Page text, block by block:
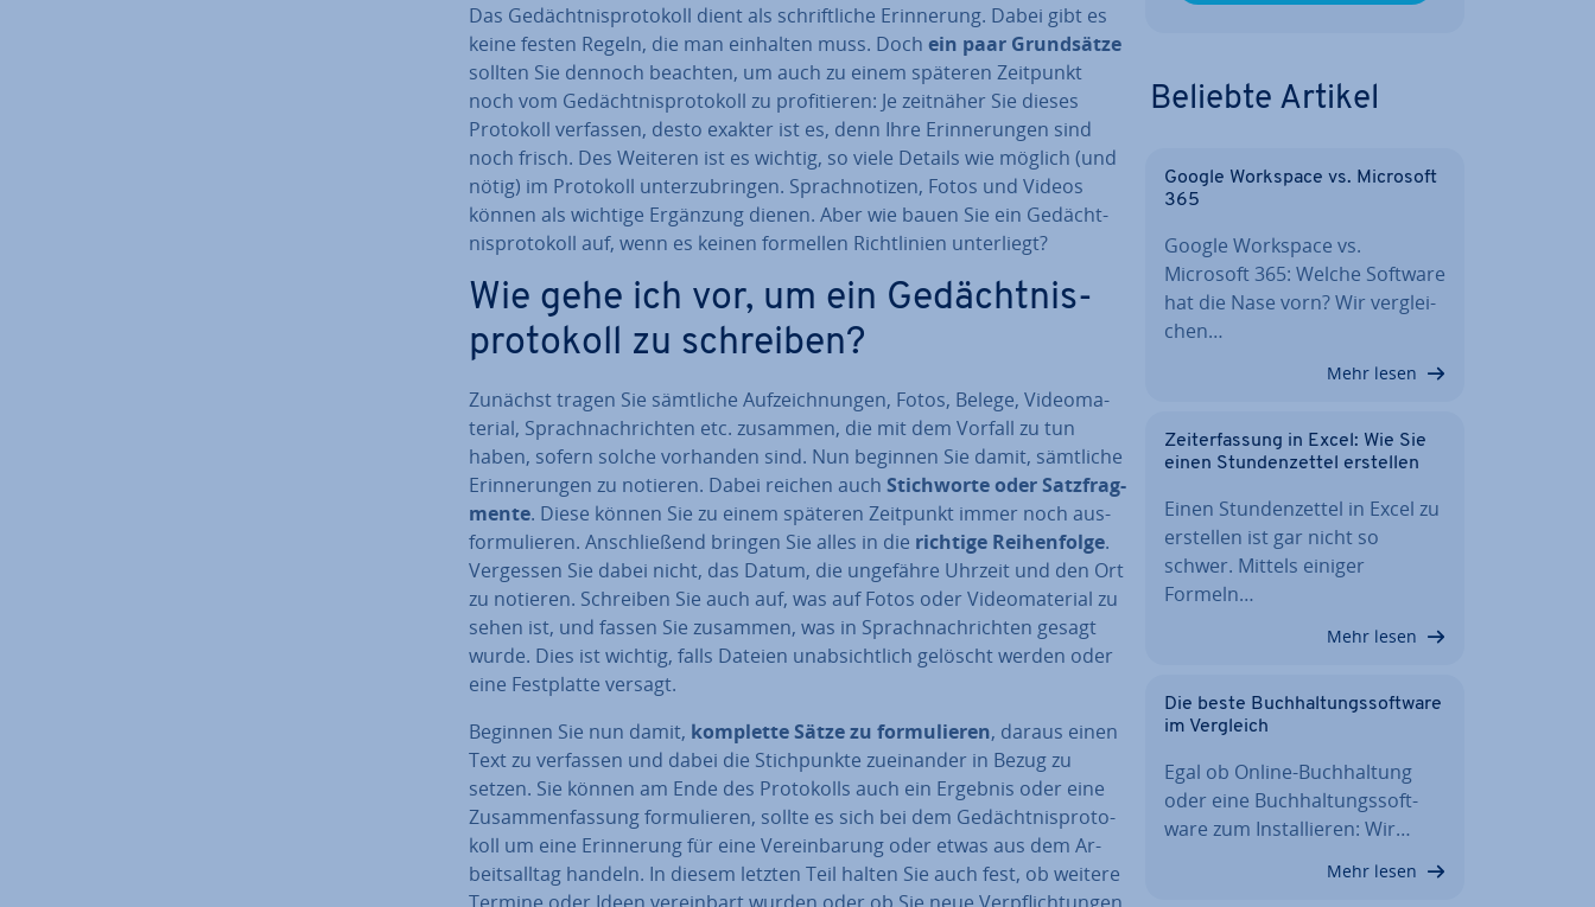
Das Ge­dächt­nis­pro­to­koll dient als schrift­li­che Er­in­ne­rung. Dabei gibt es
keine festen Regeln, die man einhalten muss. Doch ein paar Grund­sät­ze
sollten Sie dennoch beachten, um auch zu einem späteren Zeitpunkt
noch vom Ge­dächt­nis­pro­to­koll zu pro­fi­tie­ren: Je zeitnäher Sie dieses
Protokoll verfassen, desto exakter ist es, denn Ihre Er­in­ne­run­gen sind
noch frisch. Des Weiteren ist es wichtig, so viele Details wie möglich (und
nötig) im Protokoll un­ter­zu­brin­gen. Sprach­no­ti­zen, Fotos und Videos
können als wichtige Ergänzung dienen. Aber wie bauen Sie ein Ge­dächt­
nis­pro­to­koll auf, wenn es keinen formellen Richt­li­ni­en un­ter­liegt?
Wie gehe ich vor, um ein Ge­dächt­nis­
pro­to­koll zu schreiben?
Zunächst tragen Sie sämtliche Auf­zeich­nun­gen, Fotos, Belege, Vi­deo­ma­
te­ri­al, Sprach­nach­rich­ten etc. zusammen, die mit dem Vorfall zu tun
haben, sofern solche vorhanden sind. Nun beginnen Sie damit, sämtliche
Er­in­ne­run­gen zu notieren. Dabei reichen auch Stich­wor­te oder Satz­frag­
men­te. Diese können Sie zu einem späteren Zeitpunkt immer noch aus­
for­mu­lie­ren. An­schlie­ßend bringen Sie alles in die richtige Rei­hen­fol­ge.
Vergessen Sie dabei nicht, das Datum, die ungefähre Uhrzeit und den Ort
zu notieren. Schreiben Sie auch auf, was auf Fotos oder Vi­deo­ma­te­ri­al zu
sehen ist, und fassen Sie zusammen, was in Sprach­nach­rich­ten gesagt
wurde. Dies ist wichtig, falls Dateien un­ab­sicht­lich gelöscht werden oder
eine Fest­plat­te versagt.
Beginnen Sie nun damit, komplette Sätze zu for­mu­lie­ren, daraus einen
Text zu verfassen und dabei die Stich­punk­te zu­ein­an­der in Bezug zu
setzen. Sie können am Ende des Pro­to­kolls auch ein Ergebnis oder eine
Zu­sam­men­fas­sung for­mu­lie­ren, sollte es sich bei dem Ge­dächt­nis­pro­to­
koll um eine Er­in­ne­rung für eine Ver­ein­ba­rung oder etwas aus dem Ar­
beits­all­tag handeln. In diesem letzten Teil halten Sie auch fest, ob weitere
Beliebte Artikel
Google Workspace vs. Microsoft
365
Google Workspace vs.
Microsoft 365: Welche Software
hat die Nase vorn? Wir ver­glei­
chen…
Mehr lesen
Zeit­er­fas­sung in Excel: Wie Sie
einen Stun­den­zet­tel erstellen
Einen Stun­den­zet­tel in Excel zu
erstellen ist gar nicht so
schwer. Mittels einiger
Formeln…
Mehr lesen
Die beste Buch­hal­tungs­soft­ware
im Vergleich
Egal ob Online-Buch­hal­tung
oder eine Buch­hal­tungs­soft­
ware zum In­stal­lie­ren: Wir…
Mehr lesen